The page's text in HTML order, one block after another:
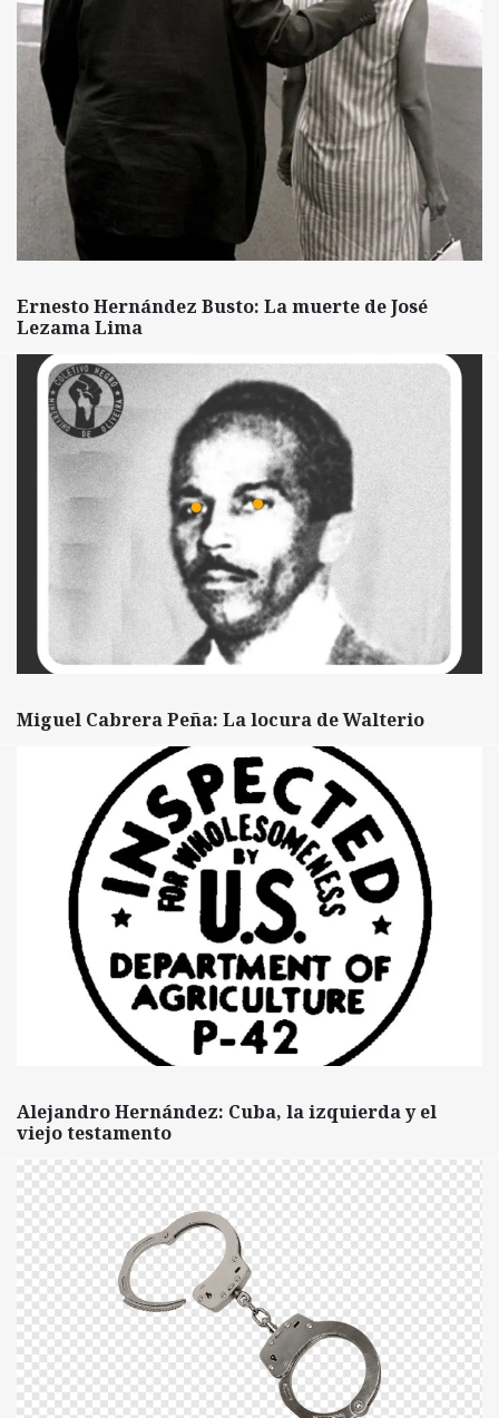
Ernesto Hernández Busto: La muerte de José
Lezama Lima
Miguel Cabrera Peña: La locura de Walterio
Alejandro Hernández: Cuba, la izquierda y el
viejo testamento